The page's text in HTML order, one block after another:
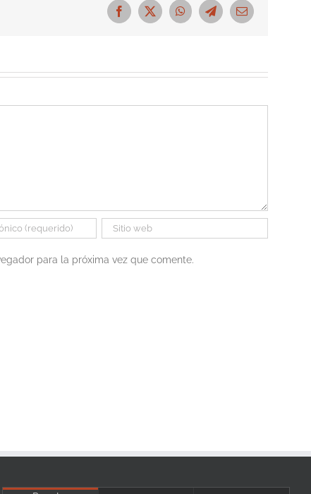
Facebook
X WhatsAppTelegramCorreo
electrónico
para la próxima vez que comente.